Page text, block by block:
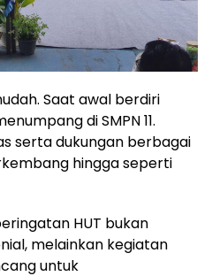
Saat awal berdiri
di SMPN 11.
serta dukungan berbagai
hingga seperti
HUT bukan
melainkan kegiatan
untuk